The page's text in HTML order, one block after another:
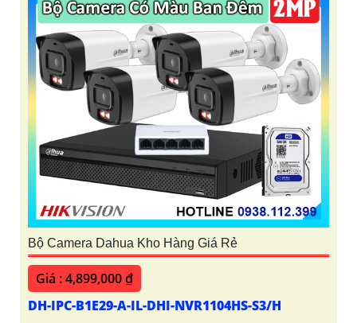
Bộ Camera Dahua Kho Hàng Giá Rẻ
Giá : 4,899,000 ₫
DH-IPC-B1E29-A-IL-DHI-NVR1104HS-S3/H